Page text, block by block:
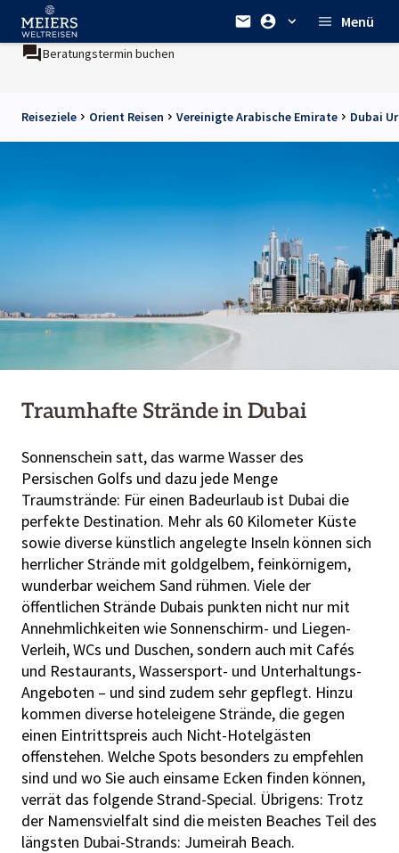
Menü
Beratungstermin buchen
Reiseziele Orient Reisen Vereinigte Arabische Emirate Dubai
Traumhafte Strände in Dubai
Sonnenschein satt, das warme Wasser des
Persischen Golfs und dazu jede Menge
Traumstrände: Für einen Badeurlaub ist Dubai die
perfekte Destination. Mehr als 60 Kilometer Küste
sowie diverse künstlich angelegte Inseln können sich
herrlicher Strände mit goldgelbem, feinkörnigem,
wunderbar weichem Sand rühmen. Viele der
öffentlichen Strände Dubais punkten nicht nur mit
Annehmlichkeiten wie Sonnenschirm- und Liegen-
Verleih, WCs und Duschen, sondern auch mit Cafés
und Restaurants, Wassersport- und Unterhaltungs-
Angeboten – und sind zudem sehr gepflegt. Hinzu
kommen diverse hoteleigene Strände, die gegen
einen Eintrittspreis auch Nicht-Hotelgästen
offenstehen. Welche Spots besonders zu empfehlen
sind und wo Sie auch einsame Ecken finden können,
verrät das folgende Strand-Special. Übrigens: Trotz
der Namensvielfalt sind die meisten Beaches Teil des
längsten Dubai-Strands: Jumeirah Beach.